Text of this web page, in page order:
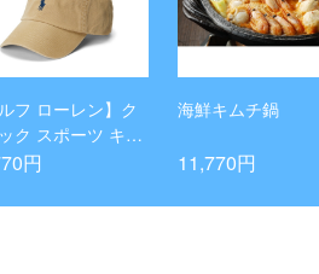
ルフ ローレン】ク
ク スポーツ キャ
円
海鮮キムチ鍋
11,770円